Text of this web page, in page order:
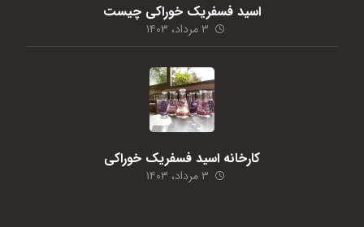
اسید فسفریک خوراکی چیست
۳ مرداد، ۱۴۰۳
کارخانه اسید فسفریک خوراکی
۳ مرداد، ۱۴۰۳